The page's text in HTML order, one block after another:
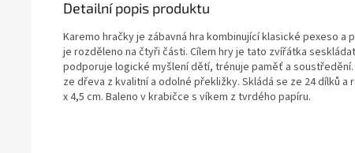
Detailní popis produktu
Karemo hračky je zábavná hra kombinující klasické pexeso a
je rozděleno na čtyři části. Cílem hry je tato zvířátka
podporuje logické myšlení dětí, trénuje paměť a
ze dřeva z kvalitní a odolné překližky. Skládá se ze 24 dílků a
x 4,5 cm. Baleno v krabičce s víkem z tvrdého papíru.